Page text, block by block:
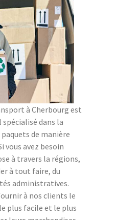
à Cherbourg est
dans la
de manière
vous avez besoin
à travers la régions,
à tout faire, du
administratives.
à nos clients le
plus facile et le plus